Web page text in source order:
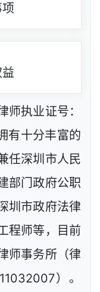
师执业证号：
有十分丰富的
任深圳市人民
部门政府公职
圳市政府法律
程师等，目前
师事务所（律
）。